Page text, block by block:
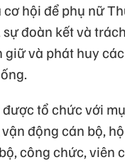
cơ hội để phụ nữ
đoàn kết và
giữ và phát huy
tổ chức với
động cán bộ,
công chức, viên